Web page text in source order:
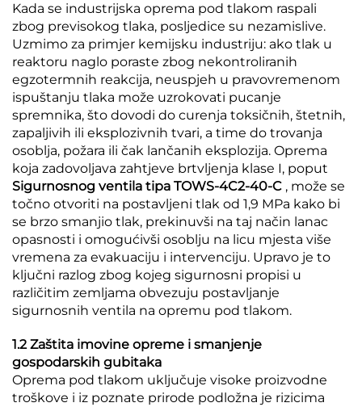
Kada se industrijska oprema pod tlakom raspali
zbog previsokog tlaka, posljedice su nezamislive.
Uzmimo za primjer kemijsku industriju: ako tlak u
reaktoru naglo poraste zbog nekontroliranih
egzotermnih reakcija, neuspjeh u pravovremenom
ispuštanju tlaka može uzrokovati pucanje
spremnika, što dovodi do curenja toksičnih, štetnih,
zapaljivih ili eksplozivnih tvari, a time do trovanja
osoblja, požara ili čak lančanih eksplozija. Oprema
koja zadovoljava zahtjeve brtvljenja klase I, poput
Sigurnosnog ventila tipa TOWS-4C2-40-C , može se
točno otvoriti na postavljeni tlak od 1,9 MPa kako bi
se brzo smanjio tlak, prekinuvši na taj način lanac
opasnosti i omogućivši osoblju na licu mjesta više
vremena za evakuaciju i intervenciju. Upravo je to
ključni razlog zbog kojeg sigurnosni propisi u
različitim zemljama obvezuju postavljanje
sigurnosnih ventila na opremu pod tlakom.
1.2 Zaštita imovine opreme i smanjenje
gospodarskih gubitaka
Oprema pod tlakom uključuje visoke proizvodne
troškove i iz poznate prirode podložna je rizicima